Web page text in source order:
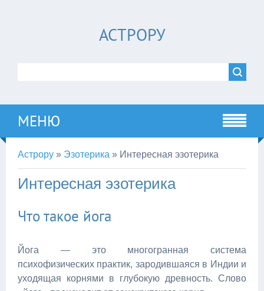
АСТРОРУ
МЕНЮ
Астрору » Эзотерика » Интересная эзотерика
Интересная эзотерика
Что такое йога
Йога — это многогранная система
психофизических практик, зародившаяся в Индии и
уходящая корнями в глубокую древность. Слово